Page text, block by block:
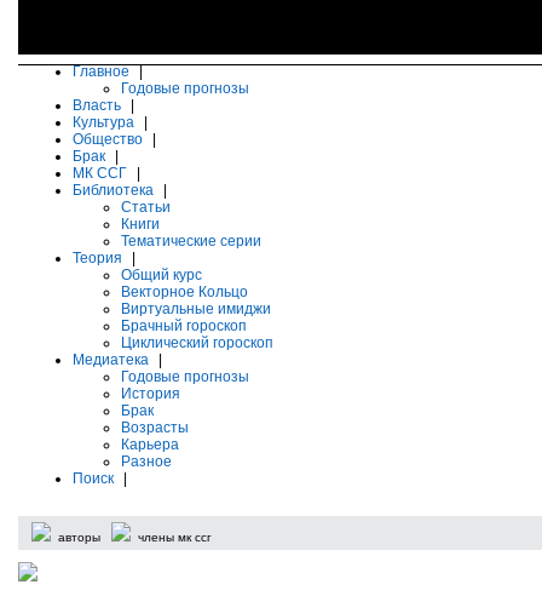
Главное
Годовые прогнозы
Власть
Культура
Общество
Брак
МК ССГ
Библиотека
Статьи
Книги
Тематические серии
Теория
Общий курс
Векторное Кольцо
Виртуальные имиджи
Брачный гороскоп
Циклический гороскоп
Медиатека
Годовые прогнозы
История
Брак
Возрасты
Карьера
Разное
Поиск
авторы члены мк ссг